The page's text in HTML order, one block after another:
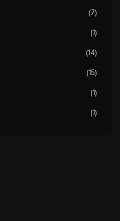
7
1
14
15
1
1